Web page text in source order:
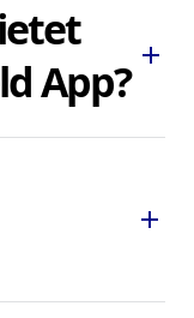
App? add
zu
müssen.
add